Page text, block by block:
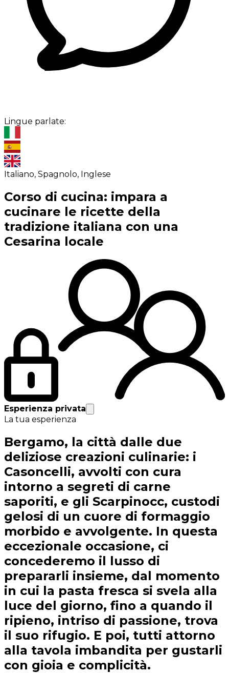
Lingue parlate:
Italiano, Spagnolo, Inglese
Corso di cucina: impara a
cucinare le ricette della
tradizione italiana con una
Cesarina locale
Esperienza privata
La tua esperienza
Bergamo, la città dalle due
deliziose creazioni culinarie: i
Casoncelli, avvolti con cura
intorno a segreti di carne
saporiti, e gli Scarpinocc, custodi
gelosi di un cuore di formaggio
morbido e avvolgente. In questa
eccezionale occasione, ci
concederemo il lusso di
prepararli insieme, dal momento
in cui la pasta fresca si svela alla
luce del giorno, fino a quando il
ripieno, intriso di passione, trova
il suo rifugio. E poi, tutti attorno
alla tavola imbandita per gustarli
con gioia e complicità.